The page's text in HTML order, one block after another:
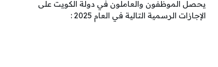
يحصل الموظفون والعاملون في دولة الكويت على
الإجازات الرسمية التالية في العام 2025 :